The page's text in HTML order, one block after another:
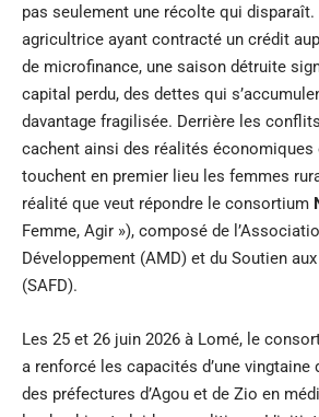
pas seulement une récolte qui disparaît.
agricultrice ayant contracté un crédit
de microfinance, une saison détruite
capital perdu, des dettes qui
davantage fragilisée. Derrière les
cachent ainsi des réalités
touchent en premier lieu les femmes
réalité que veut répondre le consortium
Femme, Agir »), composé de
Développement (AMD) et du Soutien
(SAFD).
Les 25 et 26 juin 2026 à Lomé, le
a renforcé les capacités d’une vingtaine
des préfectures d’Agou et de Zio en